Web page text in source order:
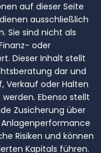
auf dieser Seite
ausschließlich
Sie sind nicht als
oder
Dieser Inhalt stellt
dar und
Verkauf oder Halten
Ebenso stellt
Zusicherung über
Risiken und können
Kapitals führen.